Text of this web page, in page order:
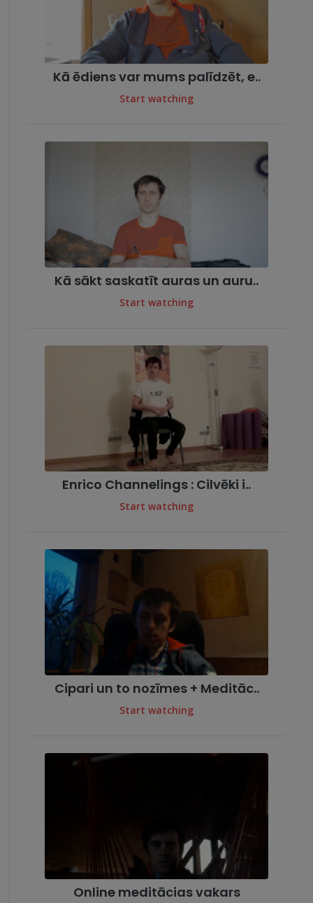
Kā ēdiens var mums palīdzēt, e..
Start watching
Kā sākt saskatīt auras un auru..
Start watching
Enrico Channelings : Cilvēki i..
Start watching
Cipari un to nozīmes + Meditāc..
Start watching
Online meditācias vakars